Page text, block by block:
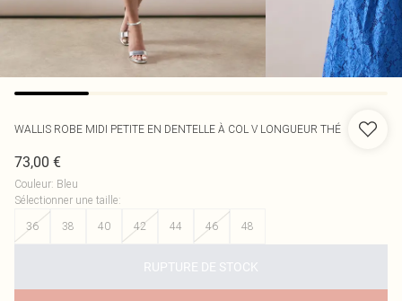
WALLIS ROBE MIDI PETITE EN DENTELLE À COL V LONGUEUR THÉ
73,00 €
Couleur: Bleu
Sélectionner une taille:
36
38 40 42 44 46 48
RUPTURE DE STOCK